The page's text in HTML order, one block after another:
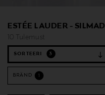
ESTÉE LAUDER - SILMAD
10 Tulemust
SORTEERI 3
BRÄND